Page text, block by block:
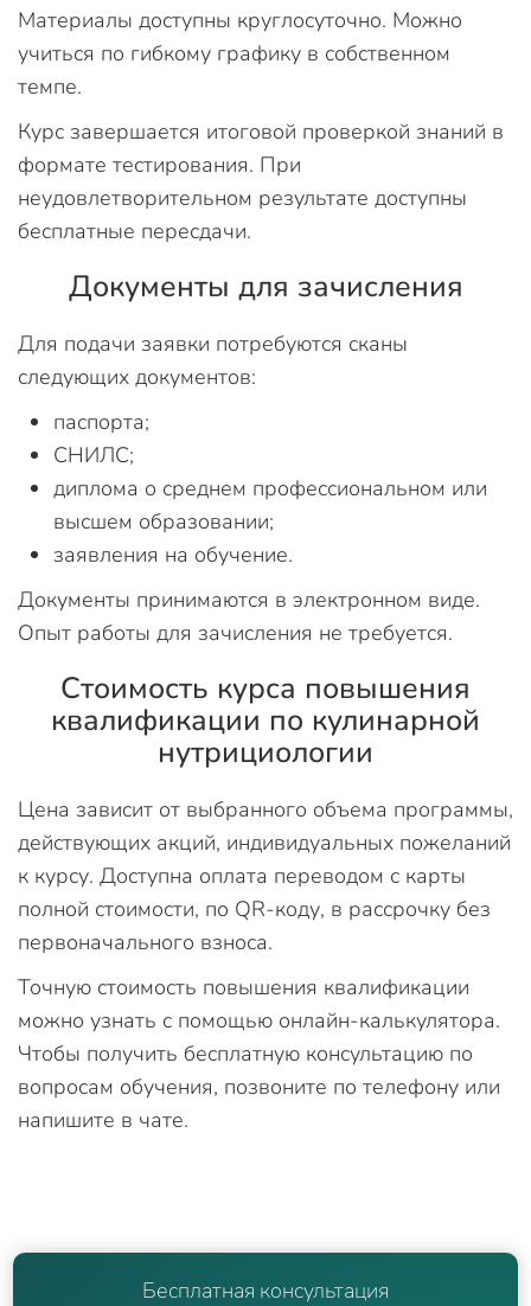
Материалы доступны круглосуточно. Можно
учиться по гибкому графику в собственном
темпе.
Курс завершается итоговой проверкой знаний в
формате тестирования. При
неудовлетворительном результате доступны
бесплатные пересдачи.
Документы для зачисления
Для подачи заявки потребуются сканы
следующих документов:
паспорта;
СНИЛС;
диплома о среднем профессиональном или
высшем образовании;
заявления на обучение.
Документы принимаются в электронном виде.
Опыт работы для зачисления не требуется.
Стоимость курса повышения
квалификации по кулинарной
нутрициологии
Цена зависит от выбранного объема программы,
действующих акций, индивидуальных пожеланий
к курсу. Доступна оплата переводом с карты
полной стоимости, по QR-коду, в рассрочку без
первоначального взноса.
Точную стоимость повышения квалификации
можно узнать с помощью онлайн-калькулятора.
Чтобы получить бесплатную консультацию по
вопросам обучения, позвоните по телефону или
напишите в чате.
Бесплатная консультация